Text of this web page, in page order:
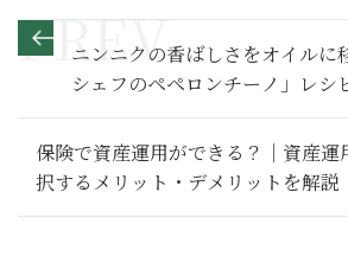
ニンニクの香ばしさをオイル
シェフのペペロンチーノ」レシ
チーノ】
保険で資産運用ができる？｜資産運
択するメリット・デメリットを解説
校】